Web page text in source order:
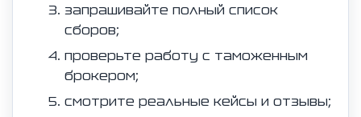
запрашивайте полный список
сборов;
проверьте работу с таможенным
брокером;
смотрите реальные кейсы и отзывы;